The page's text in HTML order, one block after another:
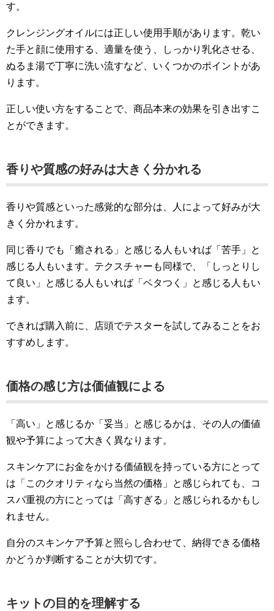
す。
クレンジングオイルには正しい使用手順があります。乾い
た手と顔に使用する、適量を使う、しっかり乳化させる、
ぬるま湯で丁寧に洗い流すなど、いくつかのポイントがあ
ります。
正しい使い方をすることで、商品本来の効果を引き出すこ
とができます。
香りや質感の好みは大きく分かれる
香りや質感といった感覚的な部分は、人によって好みが大
きく分かれます。
同じ香りでも「癒される」と感じる人もいれば「苦手」と
感じる人もいます。テクスチャーも同様で、「しっとりし
て良い」と感じる人もいれば「ベタつく」と感じる人もい
ます。
できれば購入前に、店頭でテスターを試してみることをお
すすめします。
価格の感じ方は価値観による
「高い」と感じるか「妥当」と感じるかは、その人の価値
観や予算によって大きく異なります。
スキンケアにお金をかける価値観を持っている方にとって
は「このクオリティなら当然の価格」と感じられても、コ
スパ重視の方にとっては「高すぎる」と感じられるかもし
れません。
自分のスキンケア予算と照らし合わせて、納得できる価格
かどうか判断することが大切です。
キットの目的を理解する